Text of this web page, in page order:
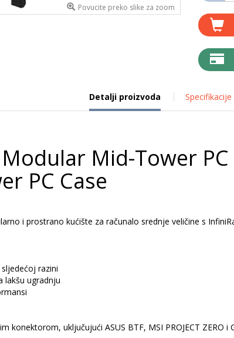
Povucite preko slike za zoom
Detalji proizvoda Specifikacije
Modular Mid-Tower
PC Case
i prostrano kućište za računalo srednje veličine s
razini
lakšu ugradnju
uključujući ASUS BTF, MSI PROJECT ZERO i